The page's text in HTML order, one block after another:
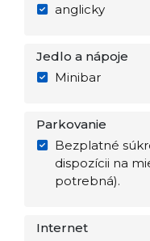
anglicky
Jedlo a nápoje
Minibar
Parkovanie
Bezplatné
dispozícii na
potrebná).
Internet